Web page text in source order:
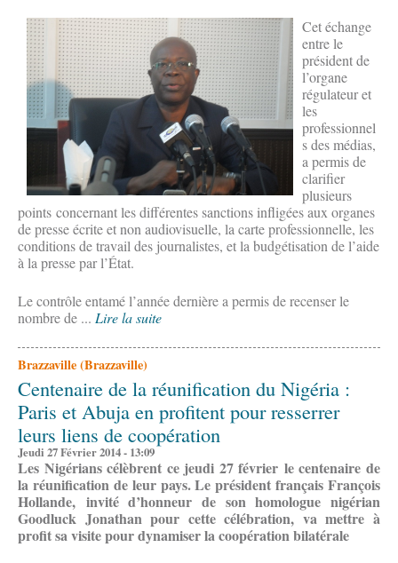
Cet échange
entre le
président de
l’organe
régulateur et
les
professionnel
s des médias,
a permis de
clarifier
plusieurs
points concernant les différentes sanctions infligées aux organes
de presse écrite et non audiovisuelle, la carte professionnelle, les
conditions de travail des journalistes, et la budgétisation de l’aide
à la presse par l’État.
Le contrôle entamé l’année dernière a permis de recenser le
nombre de ... Lire la suite
Brazzaville (Brazzaville)
Centenaire de la réunification du Nigéria :
Paris et Abuja en profitent pour resserrer
leurs liens de coopération
Jeudi 27 Février 2014 - 13:09
Les Nigérians célèbrent ce jeudi 27 février le centenaire de
la réunification de leur pays. Le président français François
Hollande, invité d’honneur de son homologue nigérian
Goodluck Jonathan pour cette célébration, va mettre à
profit sa visite pour dynamiser la coopération bilatérale